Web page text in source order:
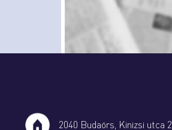
2040 Budaörs, Kinizsi utca 2.